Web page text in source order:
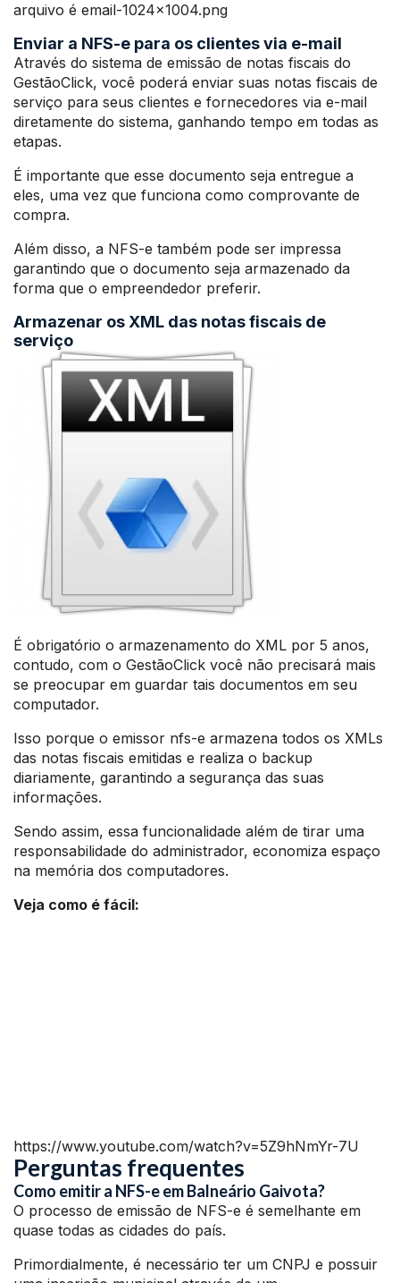
arquivo é email-1024×1004.png
Enviar a NFS-e para os clientes via e-mail
Através do sistema de emissão de notas fiscais do
GestãoClick, você poderá enviar suas notas fiscais de
serviço para seus clientes e fornecedores via e-mail
diretamente do sistema, ganhando tempo em todas as
etapas.
É importante que esse documento seja entregue a
eles, uma vez que funciona como comprovante de
compra.
Além disso, a NFS-e também pode ser impressa
garantindo que o documento seja armazenado da
forma que o empreendedor preferir.
Armazenar os XML das notas fiscais de
serviço
É obrigatório o armazenamento do XML por 5 anos,
contudo, com o GestãoClick você não precisará mais
se preocupar em guardar tais documentos em seu
computador.
Isso porque o emissor nfs-e armazena todos os XMLs
das notas fiscais emitidas e realiza o backup
diariamente, garantindo a segurança das suas
informações.
Sendo assim, essa funcionalidade além de tirar uma
responsabilidade do administrador, economiza espaço
na memória dos computadores.
Veja como é fácil:
https://www.youtube.com/watch?v=5Z9hNmYr-7U
Perguntas frequentes
Como emitir a NFS-e em Balneário Gaivota?
O processo de emissão de NFS-e é semelhante em
quase todas as cidades do país.
Primordialmente, é necessário ter um CNPJ e possuir